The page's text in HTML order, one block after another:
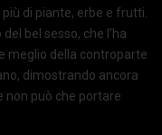
di piante, erbe e frutti.
bel sesso, che l’ha
meglio della controparte
dimostrando ancora
non può che portare